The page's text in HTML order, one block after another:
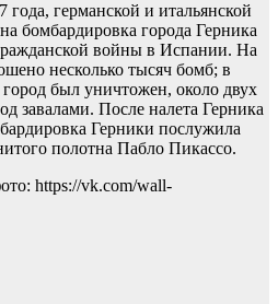
года, германской и итальянской
бомбардировка города Герника
войны в Испании. На
несколько тысяч бомб; в
был уничтожен, около двух
завалами. После налета Герника
Герники послужила
полотна Пабло Пикассо.
https://vk.com/wall-